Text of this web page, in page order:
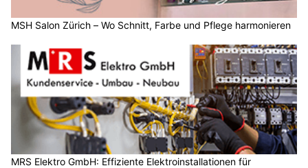
MSH Salon Zürich – Wo Schnitt, Farbe und Pflege harmonieren
MRS Elektro GmbH: Effiziente Elektroinstallationen für